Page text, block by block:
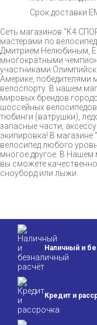
Срок доставки
Сеть магазинов "K4
мастерами по
Дмитрием Нелюбиным,
многократными
участниками
Америке, победителями
велоспорту. В нашем
мировых брендов
шоссейных
тюбинги (ватрушки),
запасные части,
экипировка! В
велосипед любого
многое другое. В Нашем
вы сможете
сноуборд или лыжи
Наличный и
Кредит и